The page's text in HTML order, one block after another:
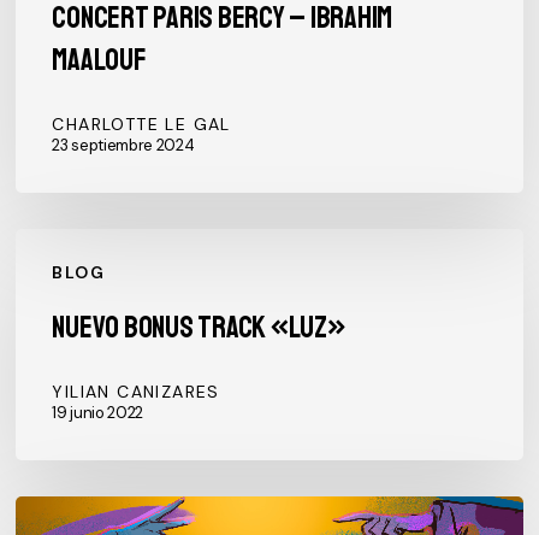
Concert Paris Bercy – Ibrahim
Maalouf
CHARLOTTE LE GAL
23 septiembre 2024
BLOG
bonus
trackNuevo bonus track «LUZ»
YILIAN CANIZARES
19 junio 2022
BEMBÉ